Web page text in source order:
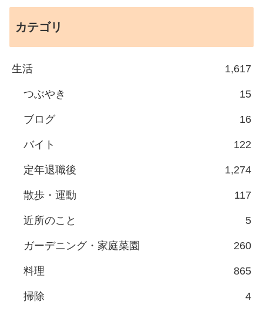
カテゴリ
生活 1,617
つぶやき 15
ブログ 16
バイト 122
定年退職後 1,274
散歩・運動 117
近所のこと 5
ガーデニング・家庭菜園 260
料理 865
掃除 4